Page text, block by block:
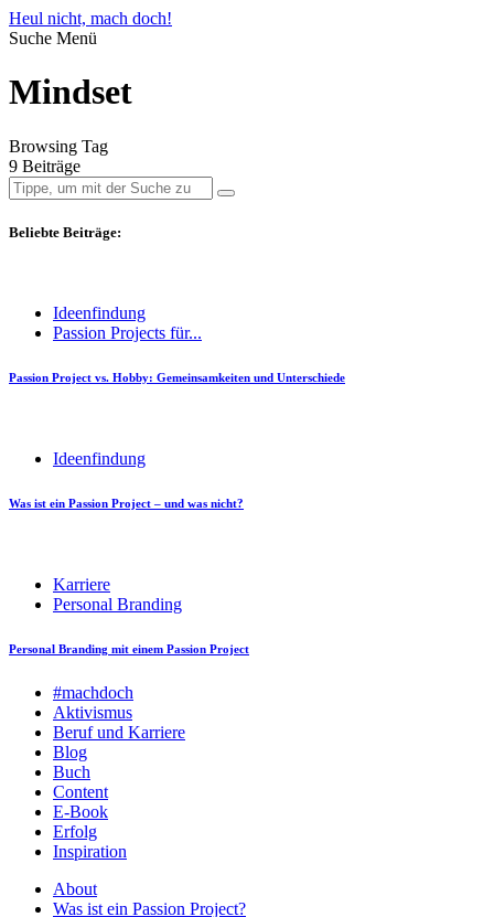
Heul nicht, mach doch!
Suche Menü
Mindset
Browsing Tag
9 Beiträge
Beliebte Beiträge:
Ideenfindung
Passion Projects für...
Passion Project vs. Hobby: Gemeinsamkeiten und Unterschiede
Ideenfindung
Was ist ein Passion Project – und was nicht?
Karriere
Personal Branding
Personal Branding mit einem Passion Project
#machdoch
Aktivismus
Beruf und Karriere
Blog
Buch
Content
E-Book
Erfolg
Inspiration
About
Was ist ein Passion Project?